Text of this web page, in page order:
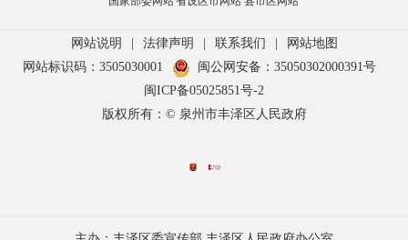
网站说明 | 法律声明 | 联系我们 |
网站地图
网站标识码：3505030001
闽公网安备：35050302000391号
闽ICP备05025851号-2
版权所有：© 泉州市丰泽区人民政府